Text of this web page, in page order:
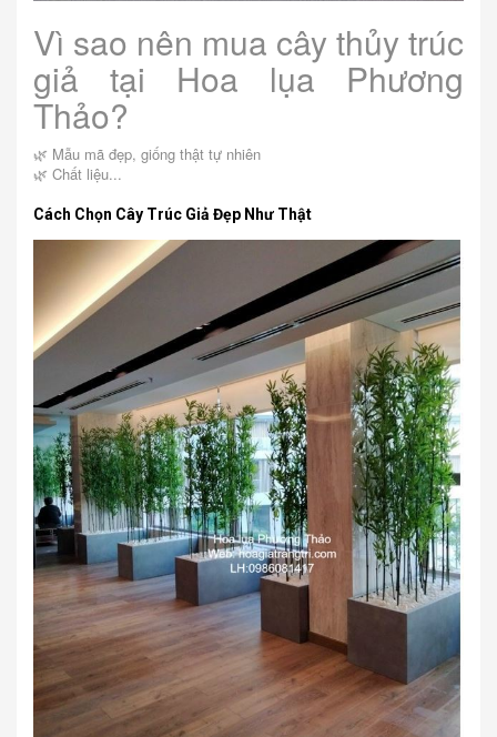
Vì sao nên mua cây thủy trúc
giả tại Hoa lụa Phương
Thảo?
🌿 Mẫu mã đẹp, giống thật tự nhiên
🌿 Chất liệu...
Cách Chọn Cây Trúc Giả Đẹp Như Thật